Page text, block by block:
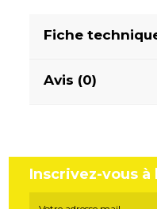
Fiche
Avis (0)
Inscrivez-vous